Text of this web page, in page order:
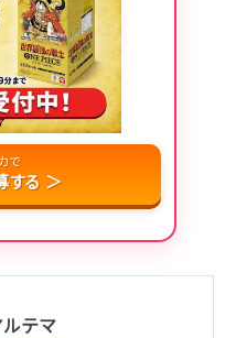
で
する ＞
ルテマ